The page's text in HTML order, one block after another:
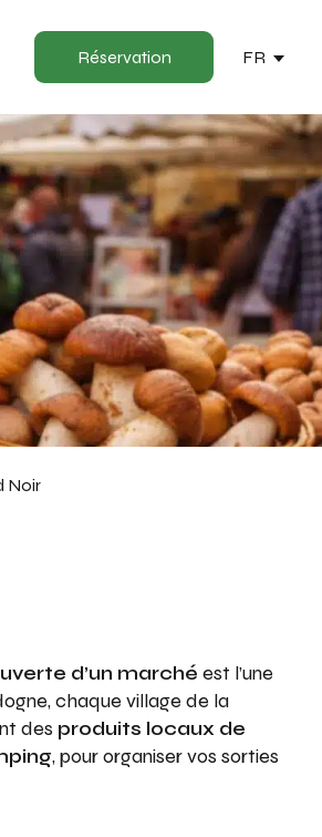
Réservation FR
Noir
d’un marché est l’une
chaque village de la
des produits locaux de
, pour organiser vos sorties